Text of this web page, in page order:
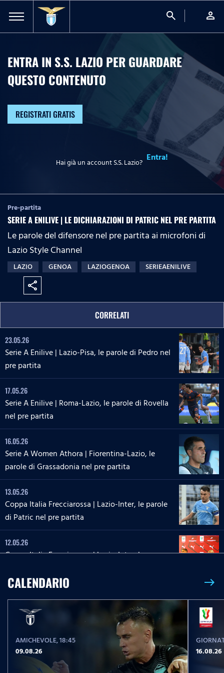
search person
ENTRA IN S.S. LAZIO PER GUARDARE
QUESTO CONTENUTO
REGISTRATI GRATIS
Hai già un account S.S. Lazio? Entra!
Pre-partita
SERIE A ENILIVE | LE DICHIARAZIONI DI PATRIC NEL PRE PARTITA
Le parole del difensore nel pre partita ai microfoni di
Lazio Style Channel
LAZIO GENOA LAZIOGENOA SERIEAENILIVE
share
CORRELATI
23.05.26
Serie A Enilive | Lazio-Pisa, le parole di Pedro nel
pre partita
17.05.26
Serie A Enilive | Roma-Lazio, le parole di Rovella
nel pre partita
16.05.26
Serie A Women Athora | Fiorentina-Lazio, le
parole di Grassadonia nel pre partita
13.05.26
Coppa Italia Frecciarossa | Lazio-Inter, le parole
di Patric nel pre partita
12.05.26
Coppa Italia Frecciarossa | Lazio-Inter, la
Serie A Enilive | Lazio-Inter, le parole di Dele-
Bashiru nel pre partita
04.05.26
Serie A Enilive | Cremonese-Lazio, le parole di
Isaksen nel pre partita
CALENDARIO east
AMICHEVOLE, 18:45
09.08.26
16.08.26